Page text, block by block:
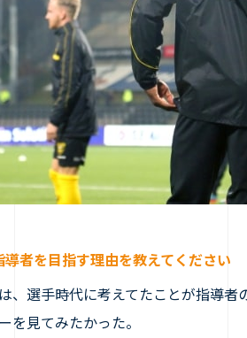
者を目指す理由を教えてください
、選手時代に考えてたことが指導
を見てみたかった。